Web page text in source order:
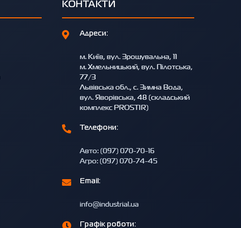
КОНТАКТИ
Адреси:
м. Київ, вул. Зрошувальна, 11
м. Хмельницький, вул. Пілотська,
77/3
Львівська обл., с. Зимна Вода,
вул. Яворівська, 48 (складський
комплекс PROSTIR)
Телефони:
Авто: (097) 070-70-16
Агро: (097) 070-74-45
Email:
info@industrial.ua
Графік роботи: